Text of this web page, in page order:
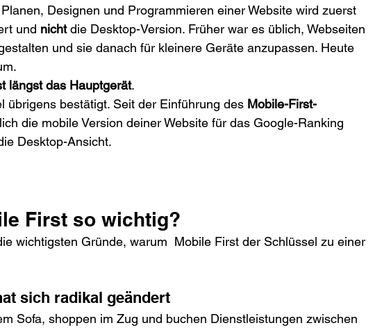
Designen und Programmieren einer Website wird zuerst
und nicht die Desktop-Version. Früher war es üblich, Webseiten
und sie danach für kleinere Geräte anzupassen. Heute
längst das Hauptgerät.
übrigens bestätigt. Seit der Einführung des Mobile-First-
die mobile Version deiner Website für das Google-Ranking
Desktop-Ansicht.
First so wichtig?
wichtigsten Gründe, warum  Mobile First der Schlüssel zu einer
sich radikal geändert
Sofa, shoppen im Zug und buchen Dienstleistungen zwischen